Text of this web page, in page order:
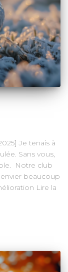
Je tenais à
Sans vous,
Notre club
beaucoup
Lire la